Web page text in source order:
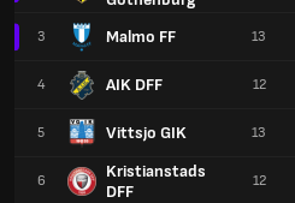
3 Malmo FF
4 AIK DFF
5 Vittsjo GIK
6
Kristianstads
DFF
13
12
13
12